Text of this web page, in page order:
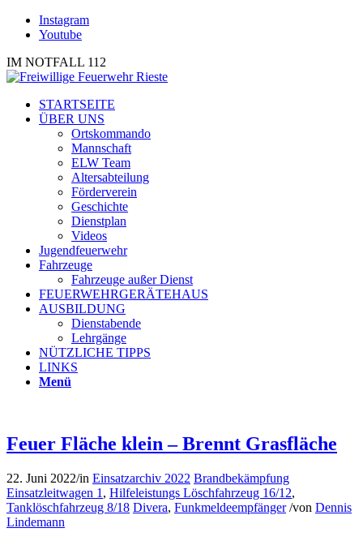
Instagram
Youtube
IM NOTFALL 112
STARTSEITE
ÜBER UNS
Ortskommando
Mannschaft
ELW Team
Altersabteilung
Förderverein
Geschichte
Dienstplan
Videos
Jugendfeuerwehr
Fahrzeuge
Fahrzeuge außer Dienst
FEUERWEHRGERÄTEHAUS
AUSBILDUNG
Dienstabende
Lehrgänge
NÜTZLICHE TIPPS
LINKS
Menü
Feuer Fläche klein – Brennt Grasfläche
22. Juni 2022/in Einsatzarchiv 2022 Brandbekämpfung
Einsatzleitwagen 1 , Hilfeleistungs Löschfahrzeug 16/12,
Tanklöschfahrzeug 8/18 Divera, Funkmeldeempfänger /von Dennis
Lindemann